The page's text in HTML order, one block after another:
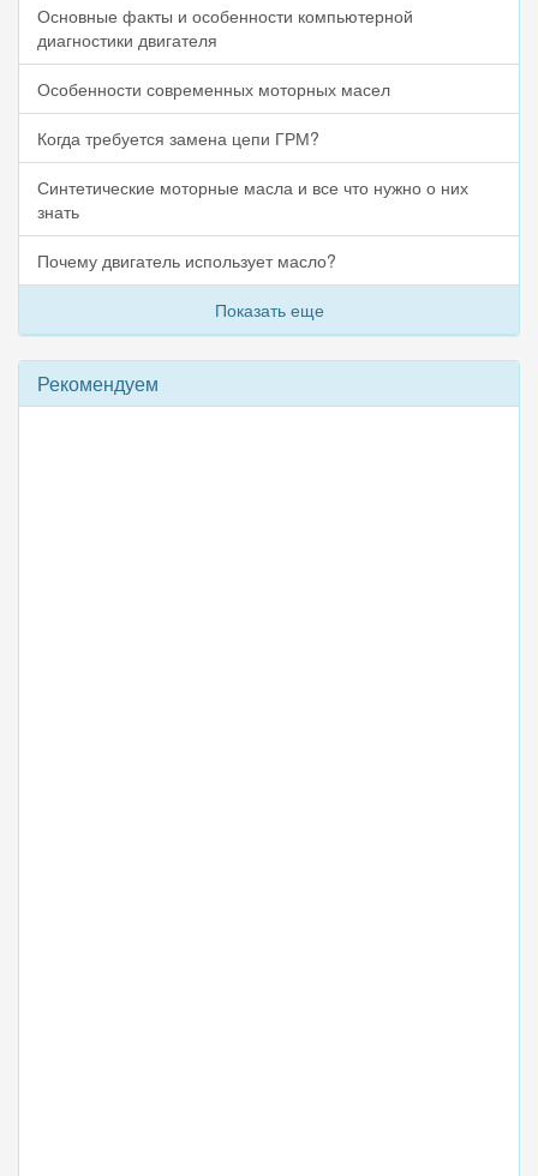
Основные факты и особенности компьютерной
диагностики двигателя
Особенности современных моторных масел
Когда требуется замена цепи ГРМ?
Синтетические моторные масла и все что нужно о них
знать
Почему двигатель использует масло?
Показать еще
Рекомендуем